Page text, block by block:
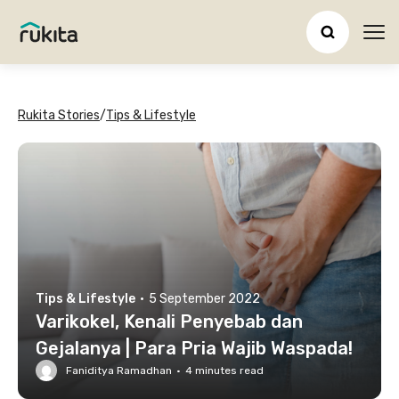
Rukita Stories/Tips & Lifestyle
Tips & Lifestyle · 5 September 2022
Varikokel, Kenali Penyebab dan
Gejalanya | Para Pria Wajib Waspada!
Faniditya Ramadhan · 4 minutes read